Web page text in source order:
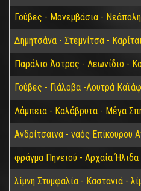
Γούβες - Μονεμβάσια -
Δημητσάνα - Στεμνίτσα -
Παράλιο Άστρος - Λεωνίδιο -
Γούβες - Γιάλοβα -Λουτρά
Λάμπεια - Καλάβρυτα - Μέγα
Ανδρίτσαινα - ναός Επίκουρου
φράγμα Πηνειού - Αρχαία Ήλιδα
λίμνη Στυμφαλία - Καστανιά -